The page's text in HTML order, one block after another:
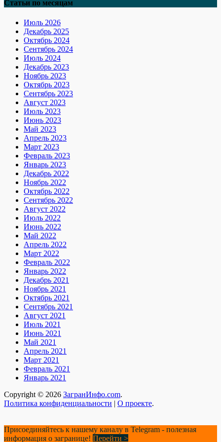
Статьи по месяцам
Июль 2026
Декабрь 2025
Октябрь 2024
Сентябрь 2024
Июль 2024
Декабрь 2023
Ноябрь 2023
Октябрь 2023
Сентябрь 2023
Август 2023
Июль 2023
Июнь 2023
Май 2023
Апрель 2023
Март 2023
Февраль 2023
Январь 2023
Декабрь 2022
Ноябрь 2022
Октябрь 2022
Сентябрь 2022
Август 2022
Июль 2022
Июнь 2022
Май 2022
Апрель 2022
Март 2022
Февраль 2022
Январь 2022
Декабрь 2021
Ноябрь 2021
Октябрь 2021
Сентябрь 2021
Август 2021
Июль 2021
Июнь 2021
Май 2021
Апрель 2021
Март 2021
Февраль 2021
Январь 2021
Copyright © 2026 ЗагранИнфо.com.
Политика конфиденциальности | О проекте.
Присоединяйтесь к нашему каналу в Telegram - полезная
информация о загранице! Перейти >